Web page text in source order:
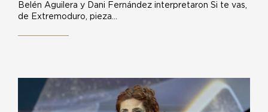
Belén Aguilera y Dani Fernández interpretaron Si te vas,
de Extremoduro, pieza…